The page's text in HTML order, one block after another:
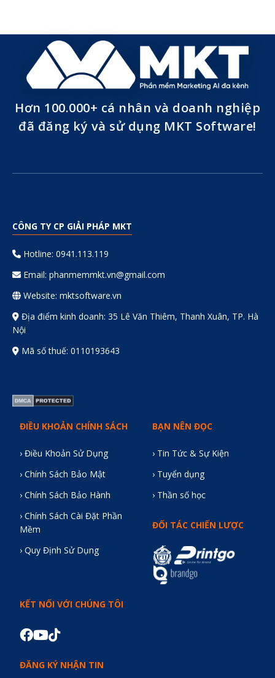
Hơn 100.000+ cá nhân và doanh nghiệp
đã đăng ký và sử dụng MKT Software!
CÔNG TY CP GIẢI PHÁP MKT
Hotline: 0941.113.119
Email: phanmemmkt.vn@gmail.com
Website: mktsoftware.vn
Địa điểm kinh doanh: 35 Lê Văn Thiêm, Thanh Xuân, TP. Hà
Nội
Mã số thuế: 0110193643
ĐIỀU KHOẢN CHÍNH SÁCH
› Điều Khoản Sử Dụng
› Chính Sách Bảo Mật
› Chính Sách Bảo Hành
› Chính Sách Cài Đặt Phần
Mềm
› Quy Định Sử Dụng
BẠN NÊN ĐỌC
› Tin Tức & Sự Kiện
› Tuyển dụng
› Thần số học
ĐỐI TÁC CHIẾN LƯỢC
KẾT NỐI VỚI CHÚNG TÔI
ĐĂNG KÝ NHẬN TIN